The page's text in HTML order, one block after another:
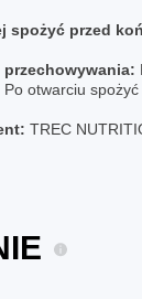
spożyć przed
przechowywania:
Po otwarciu
TREC